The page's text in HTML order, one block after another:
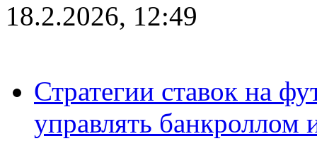
18.2.2026, 12:49
Стратегии ставок на
управлять банкроллом